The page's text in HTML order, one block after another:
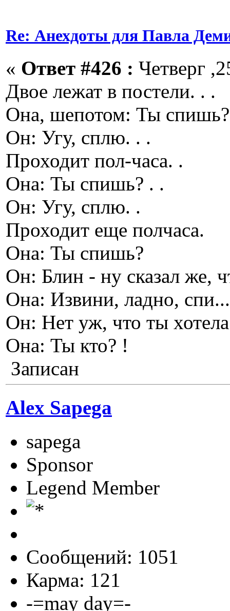
Re: Анехдоты для Павла
« Ответ #426 : Четверг
Двое лежат в постели. . .
Она, шепотом: Ты
Он: Угу, сплю. . .
Проходит пол-часа. .
Она: Ты спишь? . .
Он: Угу, сплю. .
Проходит еще полчаса.
Она: Ты спишь?
Он: Блин - ну сказал же,
Она: Извини, ладно,
Он: Нет уж, что ты
Она: Ты кто? !
Записан
Alex Sapega
sapega
Sponsor
Legend Member
Сообщений: 1051
Карма: 121
-=may day=-